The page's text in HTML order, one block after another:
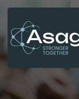
Panneau de